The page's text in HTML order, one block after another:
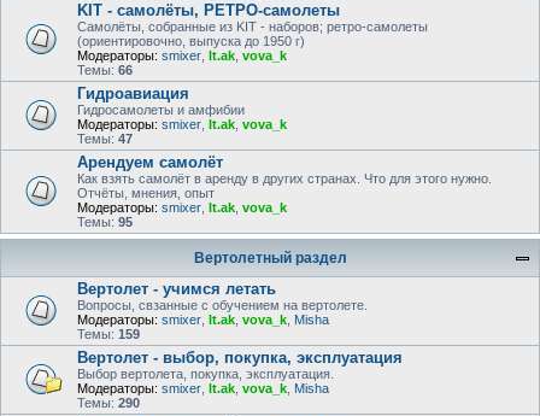
KIT - самолёты, РЕТРО-самолеты
Самолёты, собранные из KIT - наборов; ретро-самолеты
(ориентировочно, выпуска до 1950 г)
Модераторы: smixer lt.ak vova_k
Темы: 66
Гидроавиация
Гидросамолеты и амфибии
Модераторы: smixer lt.ak vova_k
Темы: 47
Арендуем самолёт
Как взять самолёт в аренду в других странах. Что для этого нужно.
Отчёты, мнения, опыт
Модераторы: smixer lt.ak vova_k
Темы: 95
Вертолетный раздел
Вертолет - учимся летать
Вопросы, свзанные с обучением на вертолете.
Модераторы: smixer lt.ak vova_k Misha
Темы: 159
Вертолет - выбор, покупка, эксплуатация
Выбор вертолета, покупка, эксплуатация.
Модераторы: smixer lt.ak vova_k Misha
Темы: 290